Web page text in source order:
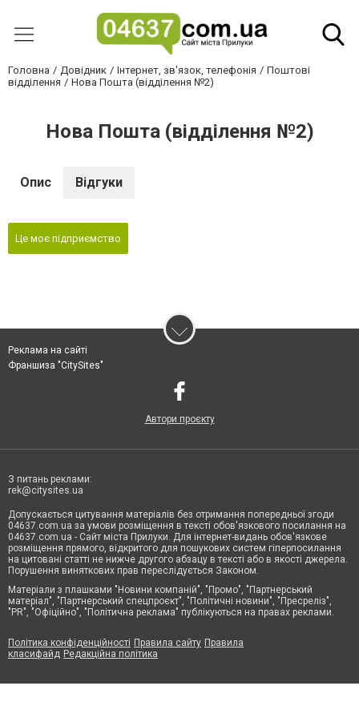
Головна Довідник Інтернет, зв'язок, телефонія
Поштові
відділення
Нова Пошта (відділення №2)
Нова Пошта (відділення №2)
Опис Відгуки
Це моє підприємство
Реклама на сайті
Франшиза "CitySites"
Автори проєкту
З питань реклами:
rek@citysites.ua
Допускається цитування матеріалів без отримання попередньої згоди
04637.com.ua за умови розміщення в тексті обов'язкового посилання на
04637.com.ua - Сайт міста Прилуки. Для інтернет-видань обов'язкове
розміщення прямого, відкритого для пошукових систем гіперпосилання
на цитовані статті не нижче другого абзацу в тексті або в якості джерела.
Порушення виняткових прав переслідується Законом.
Матеріали з плашками "Новини компаній", "Промо", "Партнерський
матеріал", "Партнерський спецпроєкт", "Політичні новини", "Пресреліз",
"PR", "Офіційно", "Політична реклама" публікуються на правах реклами.
Політика конфіденційності Правила сайту Правила
класифайд Редакційна політика